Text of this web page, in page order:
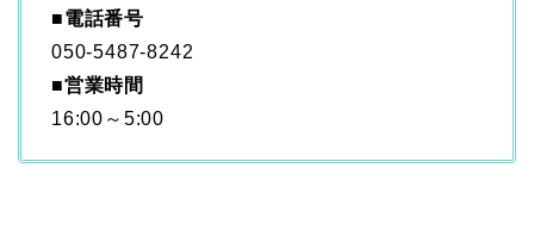
■電話番号
050-5487-8242
■営業時間
16:00～5:00